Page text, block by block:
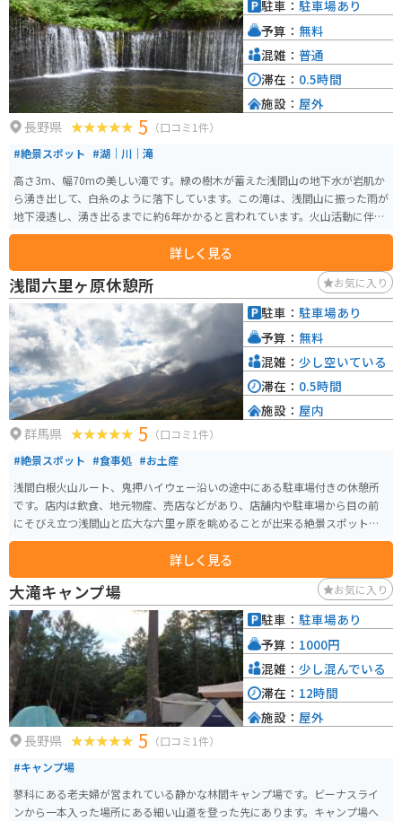
長野県 5 （口コミ1件）
#絶景スポット #湖｜川｜滝
高さ3m、幅70mの美しい滝です。緑の樹木が蓄えた浅間山の地下水が岩肌か
ら湧き出して、白糸のように落下しています。この滝は、浅間山に振った雨が
地下浸透し、湧き出るまでに約6年かかると言われています。火山活動に伴う
地熱の影響で、水温は11.8度と比較的高めです。
詳しく見る
駐車： 駐車場あり
予算： 無料
混雑： 普通
滞在： 0.5時間
施設： 屋外
浅間六里ヶ原休憩所 お気に入り
群馬県 5 （口コミ1件）
#絶景スポット #食事処 #お土産
浅間白根火山ルート、鬼押ハイウェー沿いの途中にある駐車場付きの休憩所
です。店内は飲食、地元物産、売店などがあり、店舗内や駐車場から目の前
にそびえ立つ浅間山と広大な六里ヶ原を眺めることが出来る絶景スポットで
す。
詳しく見る
駐車： 駐車場あり
予算： 無料
混雑： 少し空いている
滞在： 0.5時間
施設： 屋内
大滝キャンプ場 お気に入り
長野県 5 （口コミ1件）
#キャンプ場
蓼科にある老夫婦が営まれている静かな林間キャンプ場です。ビーナスライ
ンから一本入った場所にある細い山道を登った先にあります。キャンプ場へ
駐車： 駐車場あり
予算： 1000円
混雑： 少し混んでいる
滞在： 12時間
施設： 屋外